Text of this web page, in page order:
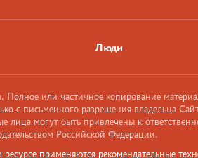
Люди
или частичное копирование
с письменного разрешения владельца
лица могут быть привлечены к
Российской Федерации.
применяются рекомендательные